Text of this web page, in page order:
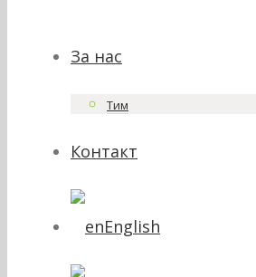
За нас
Тим
Контакт
English